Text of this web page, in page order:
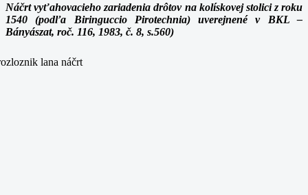
Náčrt vyťahovacieho zariadenia drôtov na kolískovej stolici z roku
1540 (podľa Biringuccio Pirotechnia) uverejnené v BKL –
Bányászat, roč. 116, 1983, č. 8, s.560)